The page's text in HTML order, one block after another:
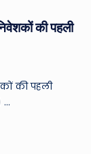
की पहली
की पहली